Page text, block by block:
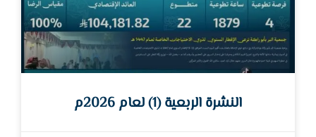
النشرة الربعية (1) لعام 2026م